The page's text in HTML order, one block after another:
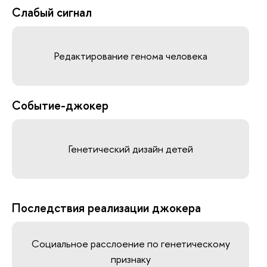
Слабый сигнал
Редактирование генома человека
Событие-джокер
Генетический дизайн детей
Последствия реализации джокера
Социальное расслоение по генетическому
признаку